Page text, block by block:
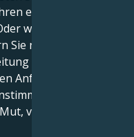
ein Gespräch mit
wenn Sie eine
nicht, Ihre
vorzubringen.
Anforderungen
[und Sie das
vorwärts zu